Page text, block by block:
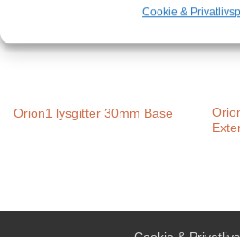
Cookie &
Orion1 lysgitter 30mm Base